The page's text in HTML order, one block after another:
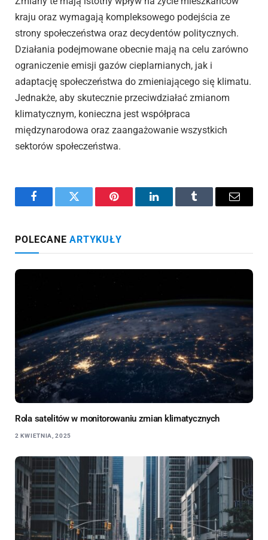
kraju oraz wymagają kompleksowego podejścia ze
strony społeczeństwa oraz decydentów politycznych.
Działania podejmowane obecnie mają na celu zarówno
ograniczenie emisji gazów cieplarnianych, jak i
adaptację społeczeństwa do zmieniającego się klimatu.
Jednakże, aby skutecznie przeciwdziałać zmianom
klimatycznym, konieczna jest współpraca
międzynarodowa oraz zaangażowanie wszystkich
sektorów społeczeństwa.
FacebookTwitter Pinterest LinkedInTumblr Email
POLECANEARTYKUŁY
Rola satelitów w monitorowaniu zmian klimatycznych
2 KWIETNIA, 2025